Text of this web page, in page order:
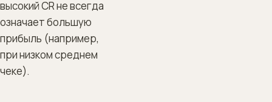
высокий CR не всегда
означает большую
прибыль (например,
при низком среднем
чеке).